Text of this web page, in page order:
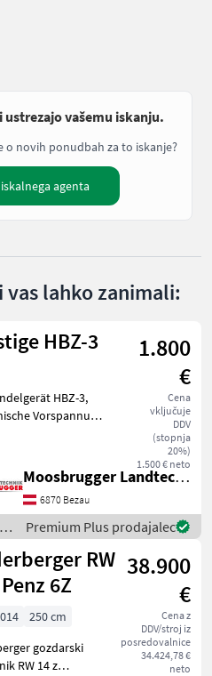
vašemu iskanju.
o novih ponudbah za to iskanje?
agenta
lahko zanimali:
HBZ-3
1.800
€
Cena
vključuje
DDV
(stopnja
20%)
1.500 € neto
HBZ-3,
Vorspannung,
330kg.
Zubehör ist
Moosbrugger Landtechnik GmbH
6870 Bezau
Premium Plus prodajalec
RW
6Z
38.900
€
Cena z
DDV/stroj iz
posredovalnice
34.424,78 €
neto
250 cm
gozdarski
RW 14 z